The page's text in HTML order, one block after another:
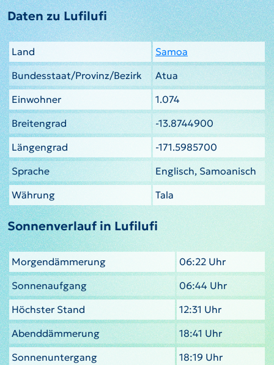
Daten zu Lufilufi
Land
Samoa
Bundesstaat/Provinz/Bezirk
Atua
Einwohner
1.074
Breitengrad
-13.8744900
Längengrad
-171.5985700
Sprache
Englisch, Samoanisch
Währung
Tala
Sonnenverlauf in Lufilufi
Morgendämmerung
06:22 Uhr
Sonnenaufgang
06:44 Uhr
Höchster Stand
12:31 Uhr
Abenddämmerung
18:41 Uhr
Sonnenuntergang
18:19 Uhr